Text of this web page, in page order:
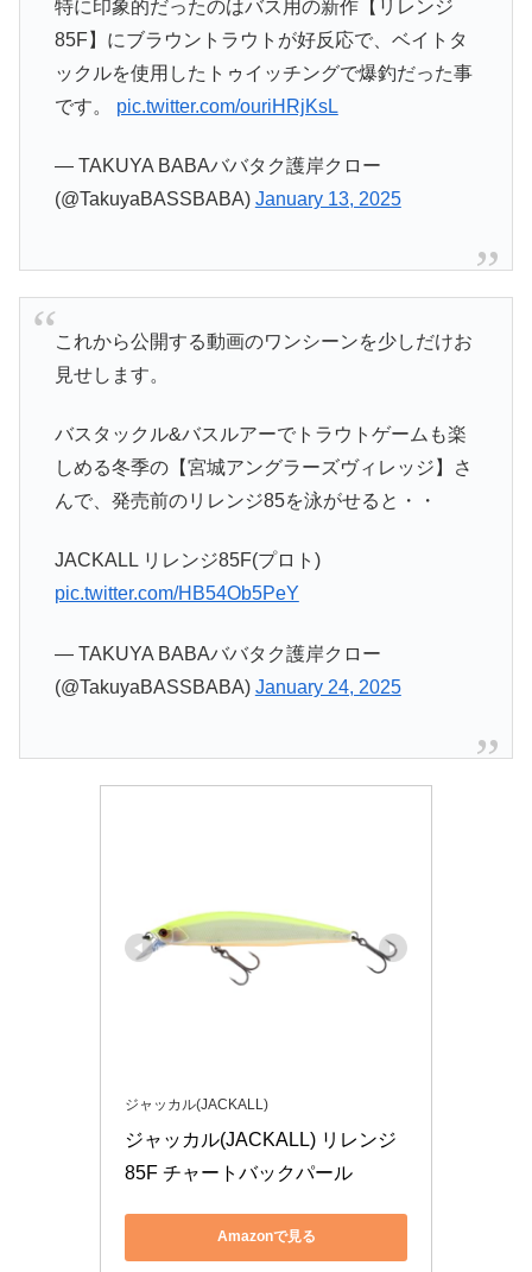
特に印象的だったのはバス用の新作【リレンジ
85F】にブラウントラウトが好反応で、ベイトタ
ックルを使用したトゥイッチングで爆釣だった事
です。 pic.twitter.com/ouriHRjKsL
— TAKUYA BABAババタク護岸クロー
(@TakuyaBASSBABA) January 13, 2025
これから公開する動画のワンシーンを少しだけお
見せします。
バスタックル&バスルアーでトラウトゲームも楽
しめる冬季の【宮城アングラーズヴィレッジ】さ
んで、発売前のリレンジ85を泳がせると・・
JACKALL リレンジ85F(プロト)
pic.twitter.com/HB54Ob5PeY
— TAKUYA BABAババタク護岸クロー
(@TakuyaBASSBABA) January 24, 2025
ジャッカル(JACKALL)
ジャッカル(JACKALL) リレンジ
85F チャートバックパール
Amazonで見る